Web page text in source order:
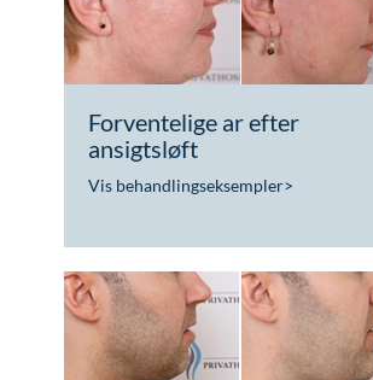
Forventelige ar efter
ansigtsløft
Vis behandlingseksempler>